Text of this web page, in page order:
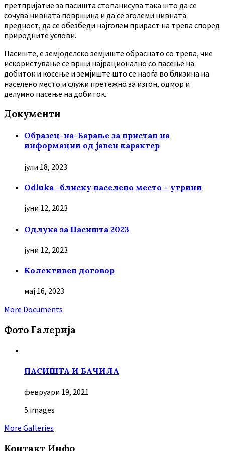
претпријатие за пасишта стопанисува така што да се
сочува нивната површина и да се зголеми нивната
вредност, да се обезбеди најголем прираст на трева според
природните услови.
Пасиште, е земјоделско земјиште обраснато со трева, чие
искористување се врши најрационално со пасење на
добиток и косење и земјиште што се наоѓа во близина на
населено место и служи претежно за изгон, одмор и
делумно пасење на добиток.
Документи
Образец-на-Барање за пристап на
информации од јавен карактер
јули 18, 2023
Odluka -блиску населено место – утрини
јуни 12, 2023
Oдлука за Пасишта 2023
јуни 12, 2023
Колективен договор
мај 16, 2023
More Documents
Фото Галерија
ПАСИШТА И БАЧИЛА
февруари 19, 2021
5 images
More Galleries
Контакт Инфо